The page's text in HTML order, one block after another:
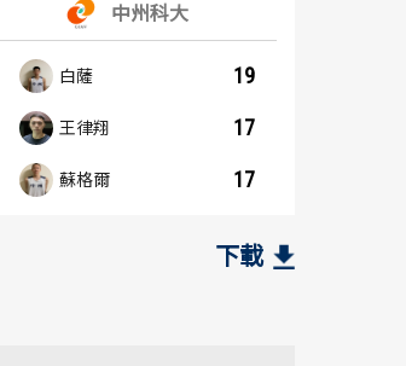
中州科大
白薩 19
王律翔 17
蘇格爾 17
下載